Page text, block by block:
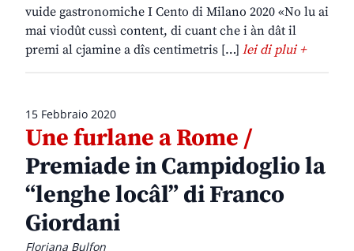
vuide gastronomiche I Cento di Milano 2020 «No lu ai
mai viodût cussì content, di cuant che i àn dât il
premi al cjamine a dîs centimetris […] lei di plui +
15 Febbraio 2020
Une furlane a Rome /
Premiade in Campidoglio la
“lenghe locâl” di Franco
Giordani
Floriana Bulfon